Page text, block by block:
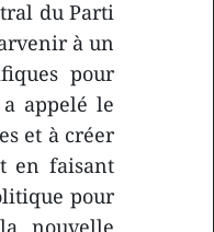
du Parti
à un
pour
appelé le
et à créer
en faisant
pour
nouvelle